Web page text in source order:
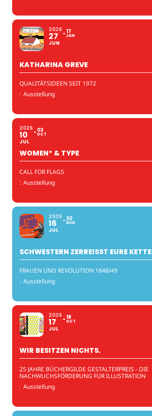
2026
27
JUN
17
JAN
KATHARINA GREVE
QUALITÄTSIDEEN SEIT 1972
: Ausstellung
2026
10
JUL
03
OCT
WOMEN* & TYPE
CALL FOR FLAGS
: Ausstellung
2026
16
JUL
30
AUG
SCHWESTERN ZERREISST EURE KETTEN
FRAUEN UND REVOLUTION 1848/49
: Ausstellung
2026
17
JUL
18
OCT
WIR BESITZEN NICHTS.
25 JAHRE BÜCHERGILDE GESTALTERPREIS - DIE
NACHWUCHSFÖRDERUNG FÜR ILLUSTRATION
: Ausstellung